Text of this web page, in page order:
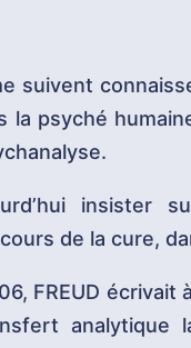
suivent
psyché
insister
de la cure,
FREUD écrivait
analytique